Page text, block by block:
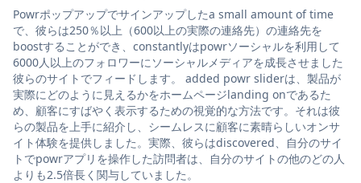
Powrポップアップでサインアップしたa small amount of time
で、彼らは250％以上（600以上の実際の連絡先）の連絡先を
boostすることができ、constantlyはpowrソーシャルを利用して
6000人以上のフォロワーにソーシャルメディアを成長させました
彼らのサイトでフィードします。 added powr sliderは、製品が
実際にどのように見えるかをホームページlanding onであるた
め、顧客にすばやく表示するための視覚的な方法です。それは彼
らの製品を上手に紹介し、シームレスに顧客に素晴らしいオンサ
イト体験を提供しました。実際、彼らはdiscovered、自分のサイ
トでpowrアプリを操作した訪問者は、自分のサイトの他のどの人
よりも2.5倍長く関与していました。